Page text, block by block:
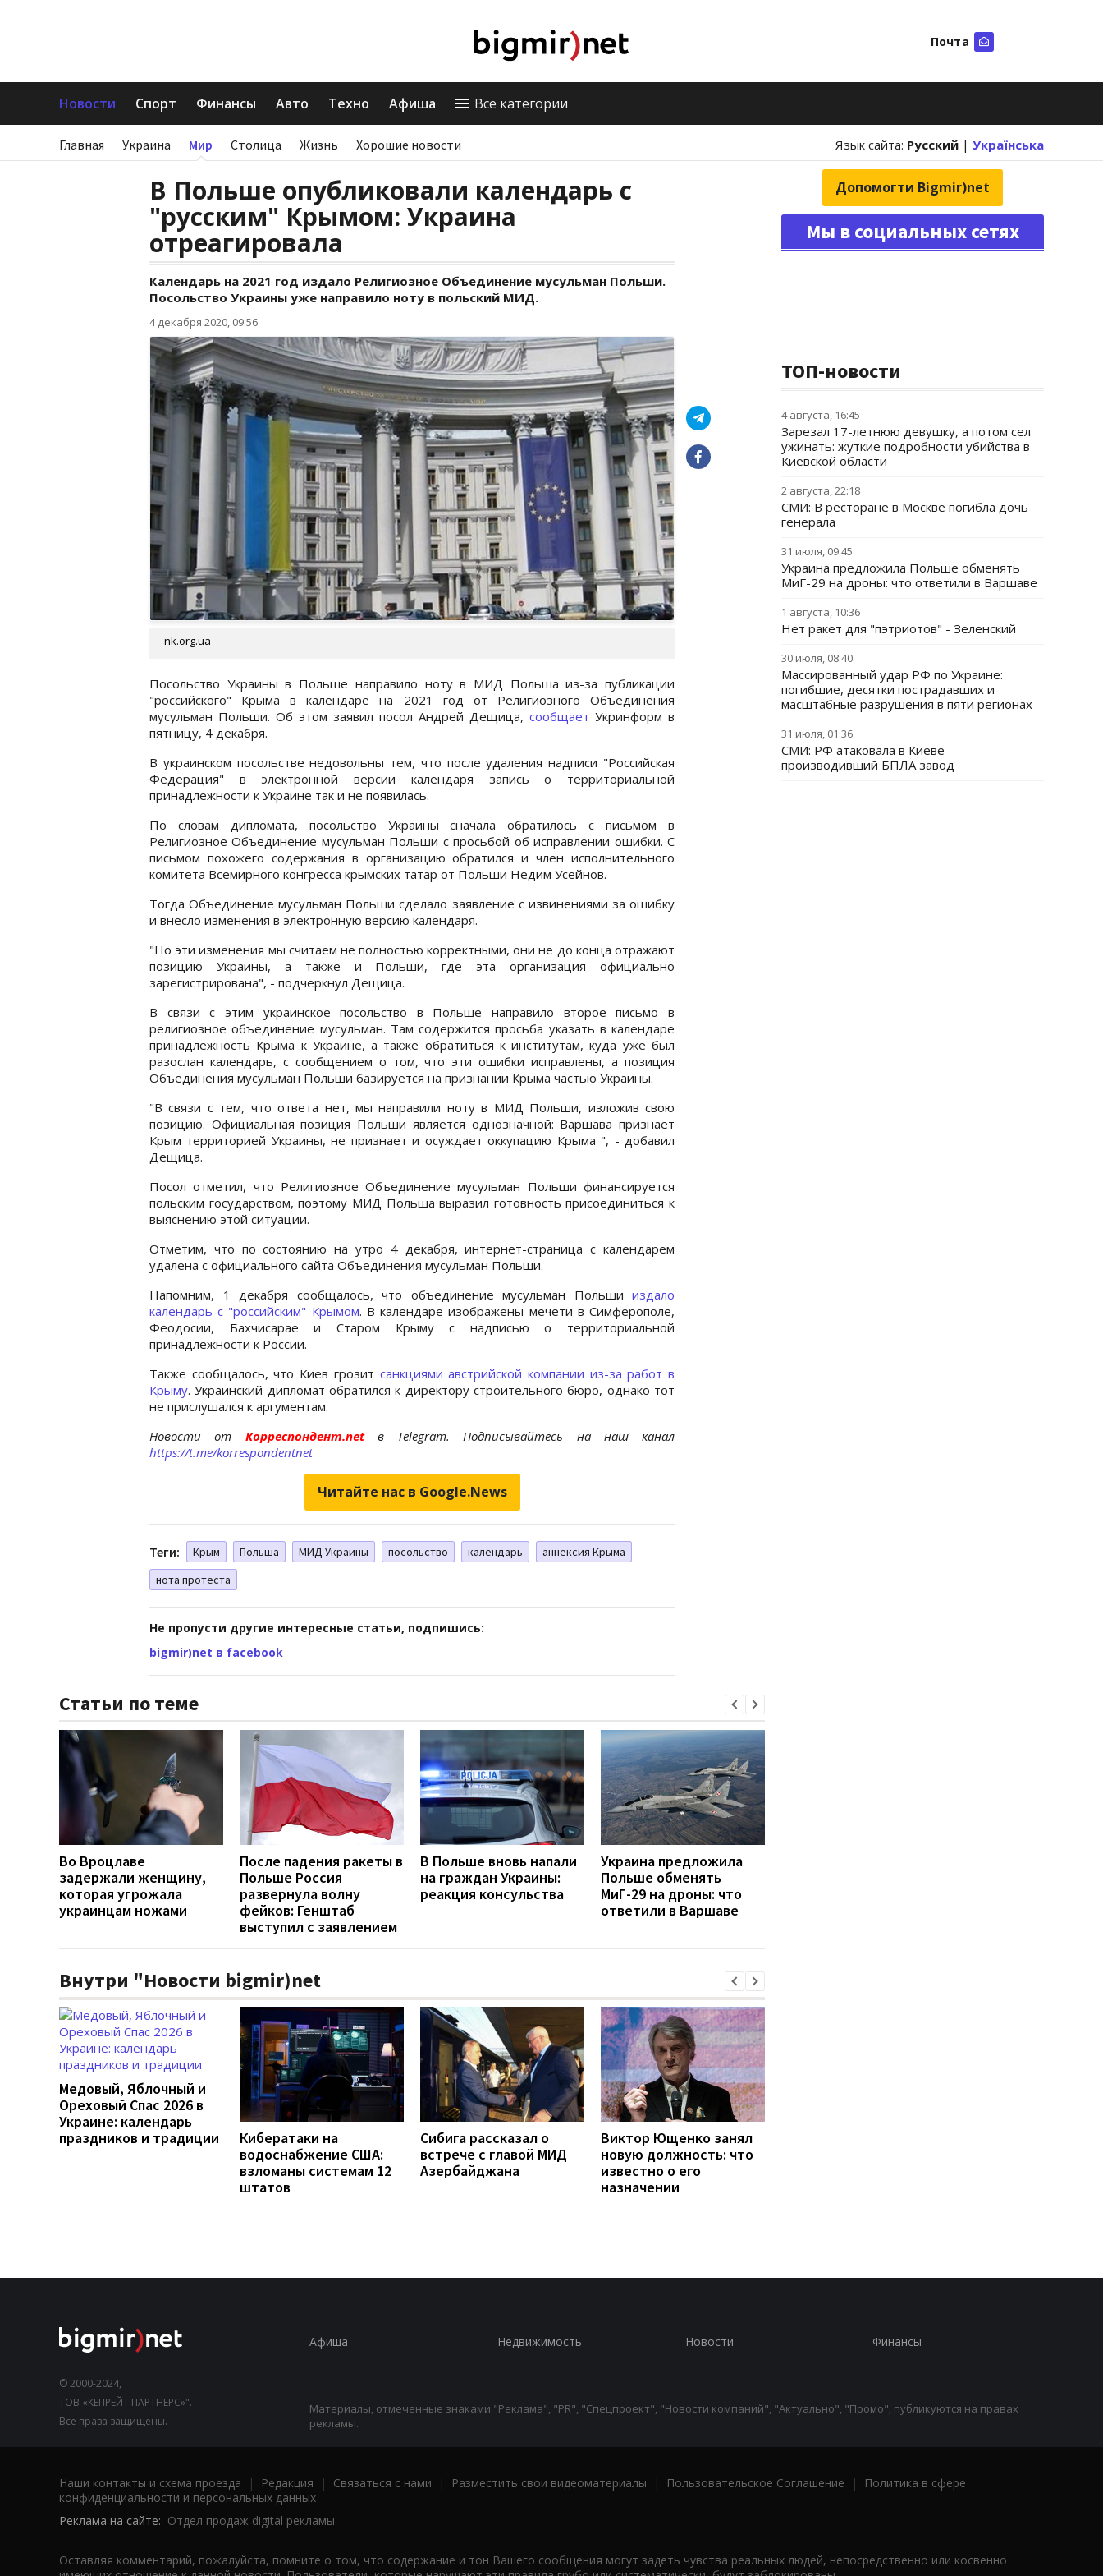
Почта
Новости Спорт Финансы Авто Техно Афиша Все категории
Главная Украина Мир Столица Жизнь Хорошие новости Язык сайта: Русский | Українська
В Польше опубликовали календарь с
"русским" Крымом: Украина
отреагировала
Календарь на 2021 год издало Религиозное Объединение мусульман Польши.
Посольство Украины уже направило ноту в польский МИД.
4 декабря 2020, 09:56
nk.org.ua
Посольство Украины в Польше направило ноту в МИД Польша из-за публикации
"российского" Крыма в календаре на 2021 год от Религиозного Объединения
мусульман Польши. Об этом заявил посол Андрей Дещица, сообщает Укринформ в
пятницу, 4 декабря.
В украинском посольстве недовольны тем, что после удаления надписи "Российская
Федерация" в электронной версии календаря запись о территориальной
принадлежности к Украине так и не появилась.
По словам дипломата, посольство Украины сначала обратилось с письмом в
Религиозное Объединение мусульман Польши с просьбой об исправлении ошибки. С
письмом похожего содержания в организацию обратился и член исполнительного
комитета Всемирного конгресса крымских татар от Польши Недим Усейнов.
Тогда Объединение мусульман Польши сделало заявление с извинениями за ошибку
и внесло изменения в электронную версию календаря.
"Но эти изменения мы считаем не полностью корректными, они не до конца отражают
позицию Украины, а также и Польши, где эта организация официально
зарегистрирована", - подчеркнул Дещица.
В связи с этим украинское посольство в Польше направило второе письмо в
религиозное объединение мусульман. Там содержится просьба указать в календаре
принадлежность Крыма к Украине, а также обратиться к институтам, куда уже был
разослан календарь, с сообщением о том, что эти ошибки исправлены, а позиция
Объединения мусульман Польши базируется на признании Крыма частью Украины.
"В связи с тем, что ответа нет, мы направили ноту в МИД Польши, изложив свою
позицию. Официальная позиция Польши является однозначной: Варшава признает
Крым территорией Украины, не признает и осуждает оккупацию Крыма ", - добавил
Дещица.
Посол отметил, что Религиозное Объединение мусульман Польши финансируется
польским государством, поэтому МИД Польша выразил готовность присоединиться к
выяснению этой ситуации.
Отметим, что по состоянию на утро 4 декабря, интернет-страница с календарем
удалена с официального сайта Объединения мусульман Польши.
Напомним, 1 декабря сообщалось, что объединение мусульман Польши издало
календарь с "российским" Крымом. В календаре изображены мечети в Симферополе,
Феодосии, Бахчисарае и Старом Крыму с надписью о территориальной
принадлежности к России.
Также сообщалось, что Киев грозит санкциями австрийской компании из-за работ в
Крыму. Украинский дипломат обратился к директору строительного бюро, однако тот
не прислушался к аргументам.
Новости от Корреспондент.net в Telegram. Подписывайтесь на наш канал
https://t.me/korrespondentnet
Читайте нас в Google.News
Теги: Крым Польша МИД Украины посольство календарь
аннексия Крыма
нота протеста
Не пропусти другие интересные статьи, подпишись:
bigmir)net в facebook
Статьи по теме
Во Вроцлаве
задержали женщину,
которая угрожала
украинцам ножами
После падения ракеты в
Польше Россия
развернула волну
фейков: Генштаб
выступил с заявлением
В Польше вновь напали
на граждан Украины:
реакция консульства
Украина предложила
Польше обменять
МиГ-29 на дроны: что
ответили в Варшаве
Внутри "Новости bigmir)net
Медовый, Яблочный и
Ореховый Спас 2026 в
Украине: календарь
праздников и традиции
Кибератаки на
водоснабжение США:
взломаны системам 12
штатов
Сибига рассказал о
встрече с главой МИД
Азербайджана
Виктор Ющенко занял
новую должность: что
известно о его
назначении
Допомогти Bigmir)net
Мы в социальных сетях
ТОП-новости
4 августа, 16:45
Зарезал 17-летнюю девушку, а потом сел
ужинать: жуткие подробности убийства в
Киевской области
2 августа, 22:18
СМИ: В ресторане в Москве погибла дочь
генерала
31 июля, 09:45
Украина предложила Польше обменять
МиГ-29 на дроны: что ответили в Варшаве
1 августа, 10:36
Нет ракет для "пэтриотов" - Зеленский
30 июля, 08:40
Массированный удар РФ по Украине:
погибшие, десятки пострадавших и
масштабные разрушения в пяти регионах
31 июля, 01:36
СМИ: РФ атаковала в Киеве
производивший БПЛА завод
© 2000-2024,
ТОВ «КЕПРЕЙТ ПАРТНЕРС»".
Все права защищены.
Афиша Недвижимость Новости Финансы
Материалы, отмеченные знаками "Реклама", "PR", "Спецпроект", "Новости компаний", "Актуально", "Промо", публикуются на правах
рекламы.
Наши контакты и схема проезда | Редакция | Связаться с нами | Разместить свои видеоматериалы | Пользовательское Соглашение |
Политика в сфере
конфиденциальности и персональных данных
Реклама на сайте: Отдел продаж digital рекламы
Оставляя комментарий, пожалуйста, помните о том, что содержание и тон Вашего сообщения могут задеть чувства реальных людей, непосредственно или косвенно